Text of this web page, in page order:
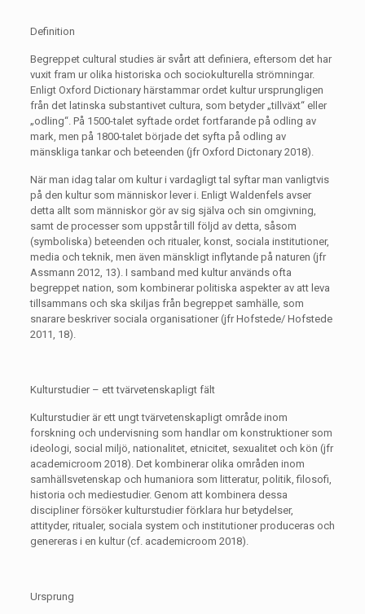
Definition
Begreppet cultural studies är svårt att definiera, eftersom det har
vuxit fram ur olika historiska och sociokulturella strömningar.
Enligt Oxford Dictionary härstammar ordet kultur ursprungligen
från det latinska substantivet cultura, som betyder „tillväxt“ eller
„odling“. På 1500-talet syftade ordet fortfarande på odling av
mark, men på 1800-talet började det syfta på odling av
mänskliga tankar och beteenden (jfr Oxford Dictonary 2018).
När man idag talar om kultur i vardagligt tal syftar man vanligtvis
på den kultur som människor lever i. Enligt Waldenfels avser
detta allt som människor gör av sig själva och sin omgivning,
samt de processer som uppstår till följd av detta, såsom
(symboliska) beteenden och ritualer, konst, sociala institutioner,
media och teknik, men även mänskligt inflytande på naturen (jfr
Assmann 2012, 13). I samband med kultur används ofta
begreppet nation, som kombinerar politiska aspekter av att leva
tillsammans och ska skiljas från begreppet samhälle, som
snarare beskriver sociala organisationer (jfr Hofstede/ Hofstede
2011, 18).
Kulturstudier – ett tvärvetenskapligt fält
Kulturstudier är ett ungt tvärvetenskapligt område inom
forskning och undervisning som handlar om konstruktioner som
ideologi, social miljö, nationalitet, etnicitet, sexualitet och kön (jfr
academicroom 2018). Det kombinerar olika områden inom
samhällsvetenskap och humaniora som litteratur, politik, filosofi,
historia och mediestudier. Genom att kombinera dessa
discipliner försöker kulturstudier förklara hur betydelser,
attityder, ritualer, sociala system och institutioner produceras och
genereras i en kultur (cf. academicroom 2018).
Ursprung